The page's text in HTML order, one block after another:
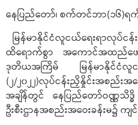
နေပြည်တော်၊ စက်တင်ဘာ(၁၆)ရ
မြန်မာနိုင်ငံလူငယ်ရေးရာလုပ်င
ထိရောက်စွာ အကောင်အထည်ဖ
ဒုတိယအကြိမ် မြန်မာနိုင်ငံလူ
(၂/၂၀၂၂)လုပ်ငန်းညှိနှိုင်းအစည်း
အချိန်တွင် နေပြည်တော်ဝဏ္ဏသိ
ဦးစီးဌာနအစည်းအဝေးခန်းမ၌ က